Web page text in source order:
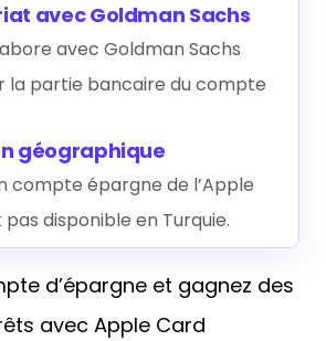
avec Goldman Sachs
avec Goldman Sachs
la partie bancaire du compte
géographique
compte épargne de l’Apple
pas disponible en Turquie.
d’épargne et gagnez des
avec Apple Card